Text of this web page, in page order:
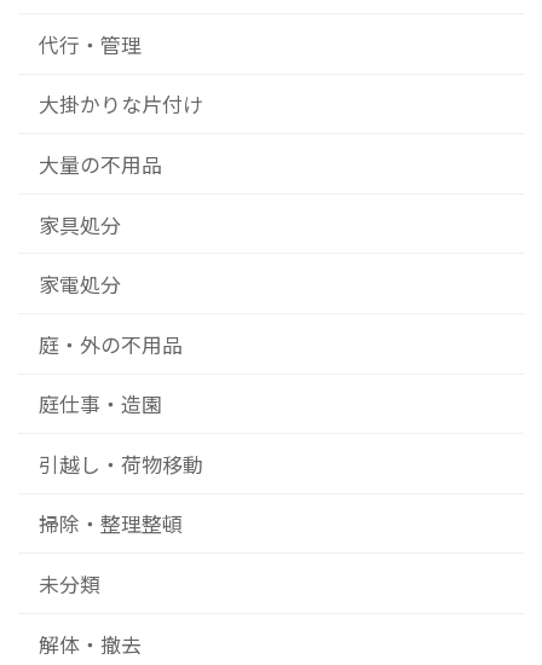
代行・管理
大掛かりな片付け
大量の不用品
家具処分
家電処分
庭・外の不用品
庭仕事・造園
引越し・荷物移動
掃除・整理整頓
未分類
解体・撤去